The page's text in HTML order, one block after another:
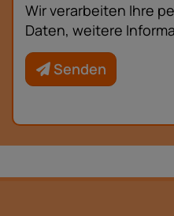
Wir verarbeiten Ihre
Daten, weitere
Senden